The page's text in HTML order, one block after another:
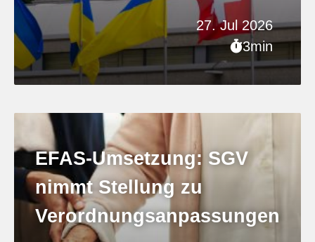
27. Jul 2026
3min
EFAS-Umsetzung: SGV
nimmt Stellung zu
Verordnungsanpassungen